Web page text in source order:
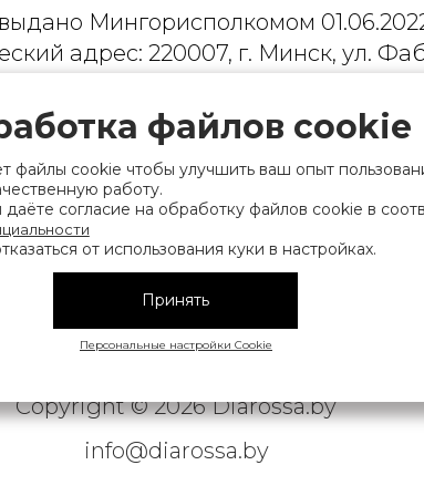
Мингорисполкомом
адрес: 220007, г. Минск, ул.
связанную с
Республики Беларусь. Номер
лица уполномоченного
предусмотренных
телефонов работников
комитета,
|
Copyright © 2026 Diarossa.by
info@diarossa.by
файлов cookie
файлы cookie чтобы улучшить ваш опыт
работу.
согласие на обработку файлов cookie в
от использования куки в настройках.
Принять
Персональные настройки Cookie